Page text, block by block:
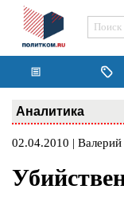
Аналитика
02.04.2010 |